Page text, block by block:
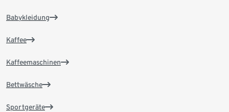
Babykleidung
Kaffee
Kaffeemaschinen
Bettwäsche
Sportgeräte